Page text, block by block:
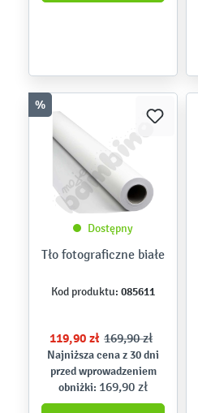
%
Dostępny
Tło fotograficzne białe
Kod produktu: 085611
119,90 zł 169,90 zł
Najniższa cena z 30 dni
przed wprowadzeniem
obniżki: 169,90 zł